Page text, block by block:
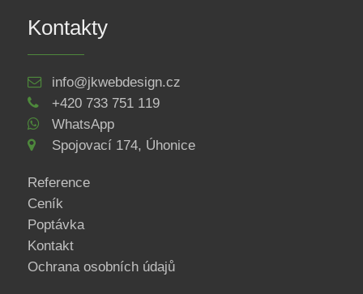
Kontakty
info@jkwebdesign.cz
+420 733 751 119
WhatsApp
Spojovací 174, Úhonice
Reference
Ceník
Poptávka
Kontakt
Ochrana osobních údajů